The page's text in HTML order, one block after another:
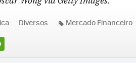
Diversos Mercado Financeiro